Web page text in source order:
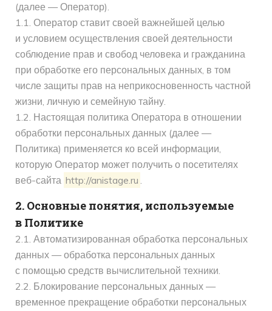
(далее — Оператор).
1.1. Оператор ставит своей важнейшей целью
и условием осуществления своей деятельности
соблюдение прав и свобод человека и гражданина
при обработке его персональных данных, в том
числе защиты прав на неприкосновенность частной
жизни, личную и семейную тайну.
1.2. Настоящая политика Оператора в отношении
обработки персональных данных (далее —
Политика) применяется ко всей информации,
которую Оператор может получить о посетителях
веб-сайта http://anistage.ru .
2. Основные понятия, используемые
в Политике
2.1. Автоматизированная обработка персональных
данных — обработка персональных данных
с помощью средств вычислительной техники.
2.2. Блокирование персональных данных —
временное прекращение обработки персональных